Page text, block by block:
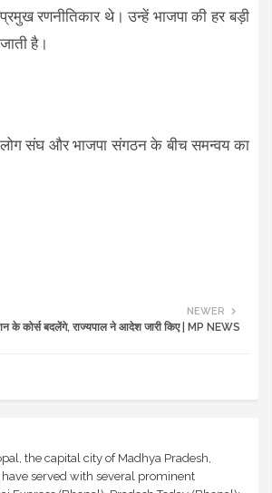
रणनीतिकार थे। उन्हें भाजपा की हर बड़ी
है।
लोग संघ और भाजपा संगठन के बीच समन्वय का
NEWER
के कोर्स बदलेंगे, राज्यपाल ने आदेश जारी किए | MP NEWS
the capital city of Madhya Pradesh,
served with several prominent